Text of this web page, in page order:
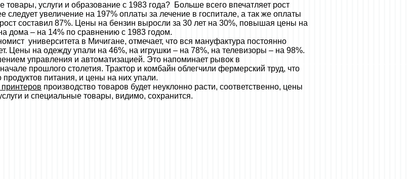
услуги и образование с 1983 года? Больше всего впечатляет рост
увеличение на 197% оплаты за лечение в госпитале, а так же оплаты
составил 87%. Цены на бензин выросли за 30 лет на 30%, повышая цены на
дома – на 14% по сравнению с 1983 годом.
университета в Мичигане, отмечает, что вся мануфактура постоянно
Цены на одежду упали на 46%, на игрушки – на 78%, на телевизоры – на 98%.
управления и автоматизацией. Это напоминает рывок в
прошлого столетия. Трактор и комбайн облегчили фермерский труд, что
продуктов питания, и цены на них упали.
производство товаров будет неуклонно расти, соответственно, цены
и специальные товары, видимо, сохранится.